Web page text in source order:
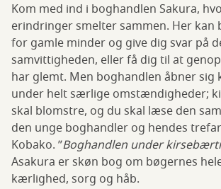
Kom med ind i boghandlen Sakura,
erindringer smelter sammen. Her kan
for gamle minder og give dig svar på
samvittigheden, eller få dig til at
har glemt. Men boghandlen åbner sig
under helt særlige omstændigheder;
skal blomstre, og du skal læse den
den unge boghandler og hendes
Kobako. ”Boghandlen under
Asakura er skøn bog om bøgernes
kærlighed, sorg og håb.